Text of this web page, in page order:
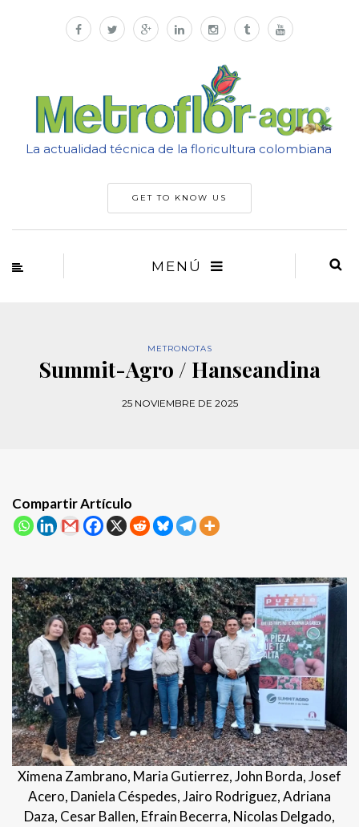
La actualidad técnica de la floricultura colombiana
GET TO KNOW US
MENÚ
METRONOTAS
Summit-Agro / Hanseandina
25 NOVIEMBRE DE 2025
Compartir Artículo
Ximena Zambrano, Maria Gutierrez, John Borda, Josef
Acero, Daniela Céspedes, Jairo Rodriguez, Adriana
Daza, Cesar Ballen, Efrain Becerra, Nicolas Delgado,